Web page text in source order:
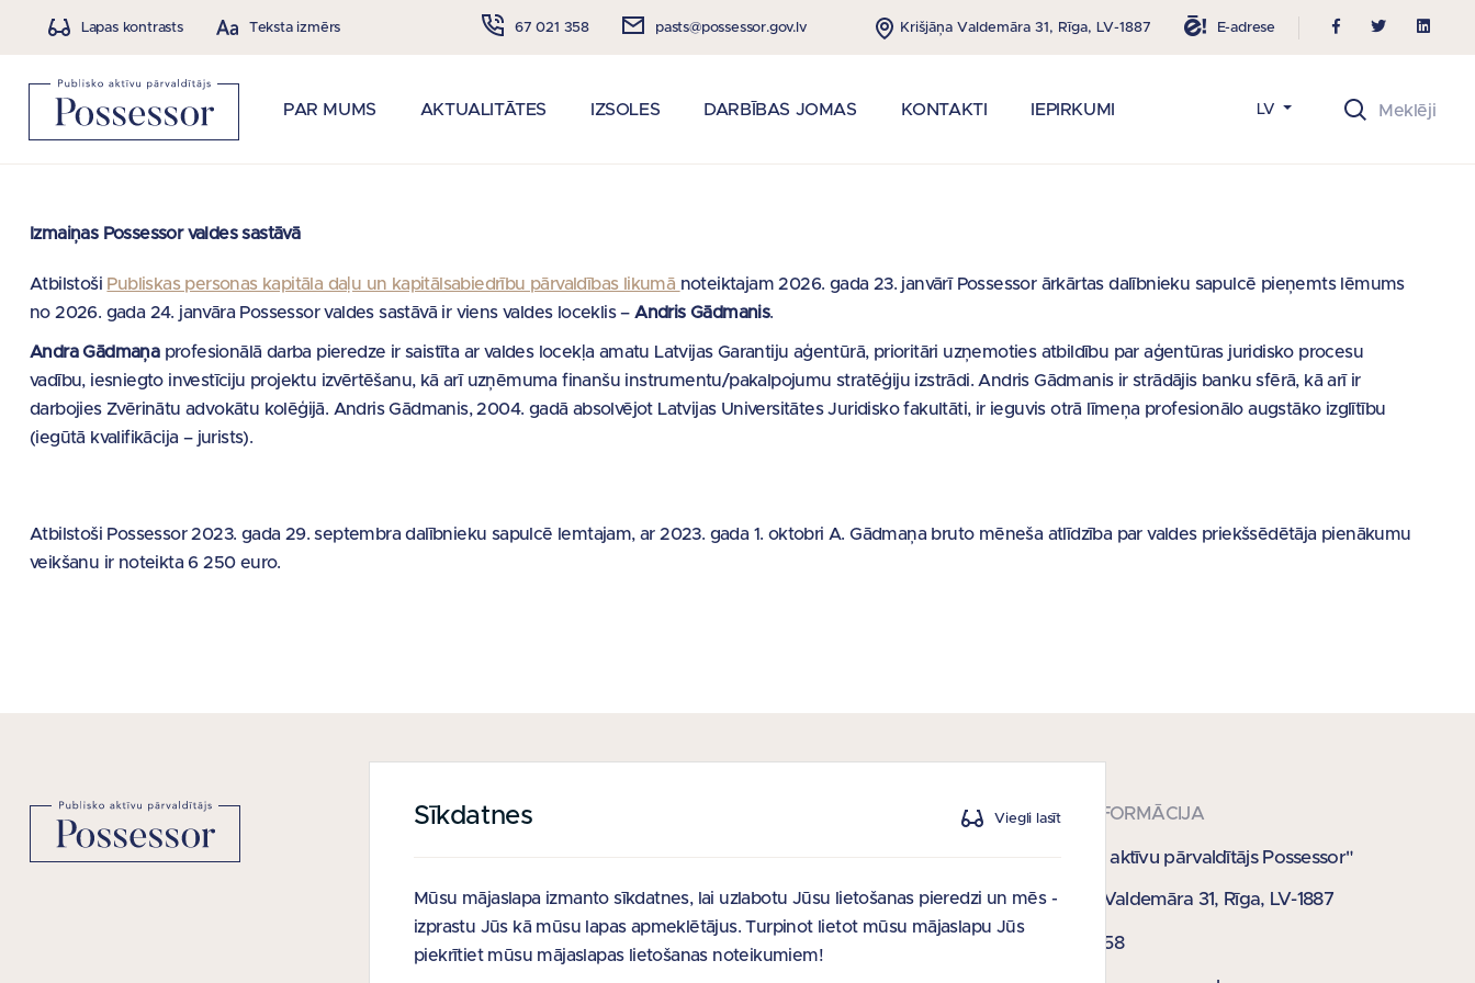
Lapas kontrasts Teksta izmērs 67 021 358 pasts@possessor.gov.lv Krišjāņa Valdemāra 31, Rīga, LV-1887 E-adrese
PAR MUMS AKTUALITĀTES IZSOLES DARBĪBAS JOMAS KONTAKTI IEPIRKUMI LV
Izmaiņas Possessor valdes sastāvā
Atbilstoši Publiskas personas kapitāla daļu un kapitālsabiedrību pārvaldības likumā noteiktajam 2026. gada 23. janvārī Possessor ārkārtas dalībnieku sapulcē pieņemts lēmums
no 2026. gada 24. janvāra Possessor valdes sastāvā ir viens valdes loceklis –Andris Gādmanis.
Andra Gādmaņaprofesionālā darba pieredze ir saistīta ar valdes locekļa amatu Latvijas Garantiju aģentūrā, prioritāri uzņemoties atbildību par aģentūras juridisko procesu
vadību, iesniegto investīciju projektu izvērtēšanu, kā arī uzņēmuma finanšu instrumentu/pakalpojumu stratēģiju izstrādi. Andris Gādmanis ir strādājis banku sfērā, kā arī ir
darbojies Zvērinātu advokātu kolēģijā. Andris Gādmanis, 2004. gadā absolvējot Latvijas Universitātes Juridisko fakultāti, ir ieguvis otrā līmeņa profesionālo augstāko izglītību
(iegūtā kvalifikācija – jurists).
Atbilstoši Possessor 2023. gada 29. septembra dalībnieku sapulcē lemtajam, ar 2023. gada 1. oktobri A. Gādmaņa bruto mēneša atlīdzība par valdes priekšsēdētāja pienākumu
veikšanu ir noteikta 6 250 euro.
NODERĪGAS SAITES
Viegli lasīt
Lietošanas noteikumi
KONTAKTINFORMĀCIJA
SIA "Publisko aktīvu pārvaldītājs Possessor"
Krišjāņa Valdemāra 31, Rīga, LV-1887
67 021 358
Sīkdatnes Viegli lasīt
Mūsu mājaslapa izmanto sīkdatnes, lai uzlabotu Jūsu lietošanas pieredzi un mēs -
izprastu Jūs kā mūsu lapas apmeklētājus. Turpinot lietot mūsu mājaslapu Jūs
piekrītiet mūsu mājaslapas lietošanas noteikumiem!